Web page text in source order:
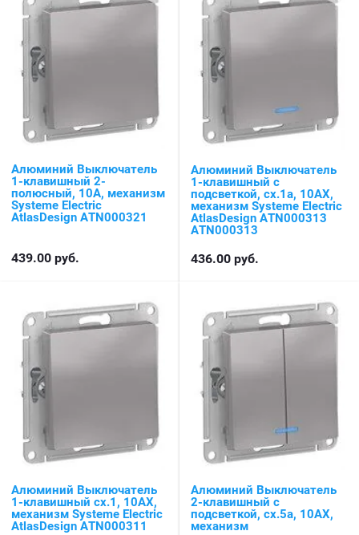
Алюминий Выключатель
1-клавишный 2-
полюсный, 10А, механизм
Systeme Electric
AtlasDesign ATN000321
439.00 руб.
Алюминий Выключатель
1-клавишный с
подсветкой, сх.1а, 10АХ,
механизм Systeme Electric
AtlasDesign ATN000313
ATN000313
436.00 руб.
Алюминий Выключатель
1-клавишный сх.1, 10АХ,
механизм Systeme Electric
AtlasDesign ATN000311
Алюминий Выключатель
2-клавишный с
подсветкой, сх.5а, 10АХ,
механизм